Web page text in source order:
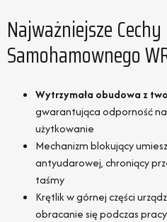
Najważniejsze
Samohamownego
Wytrzymała obudowa z
gwarantująca odporność
użytkowanie
Mechanizm blokujący
antyudarowej, chroniący
taśmy
Krętlik w górnej części
obracanie się podczas pracy